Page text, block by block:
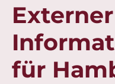
Externer
für